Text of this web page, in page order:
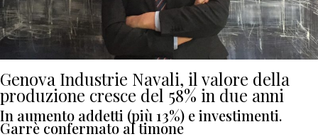
Genova Industrie Navali, il valore della
produzione cresce del 58% in due anni
In aumento addetti (più 13%) e investimenti.
Garrè confermato al timone